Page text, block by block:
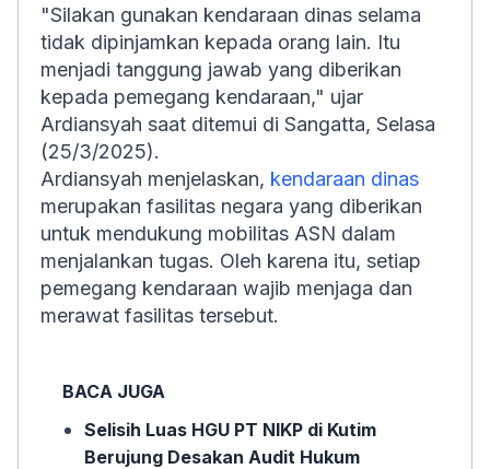
"Silakan gunakan kendaraan dinas selama
tidak dipinjamkan kepada orang lain. Itu
menjadi tanggung jawab yang diberikan
kepada pemegang kendaraan," ujar
Ardiansyah saat ditemui di Sangatta, Selasa
(25/3/2025).
Ardiansyah menjelaskan, kendaraan dinas
merupakan fasilitas negara yang diberikan
untuk mendukung mobilitas ASN dalam
menjalankan tugas. Oleh karena itu, setiap
pemegang kendaraan wajib menjaga dan
merawat fasilitas tersebut.
BACA JUGA
Selisih Luas HGU PT NIKP di Kutim
Berujung Desakan Audit Hukum